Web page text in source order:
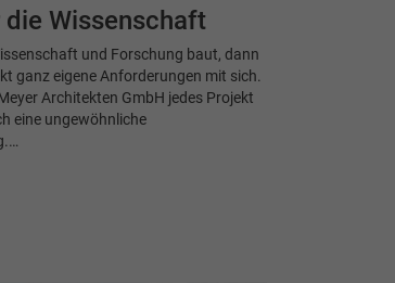
die Wissenschaft
und Forschung baut, dann
ganz eigene Anforderungen mit sich.
Architekten GmbH jedes Projekt
eine ungewöhnliche